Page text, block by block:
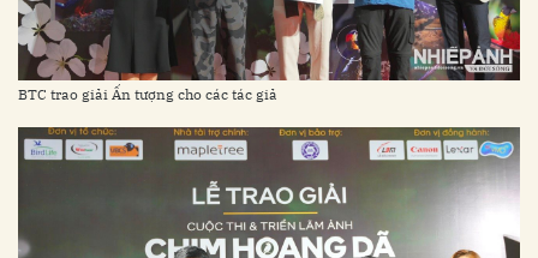
BTC trao giải Ấn tượng cho các tác giả